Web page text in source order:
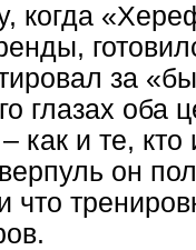
когда
за
глазах оба
как и те,
он